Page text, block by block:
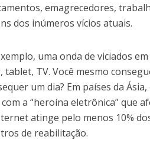
emagrecedores,
dos inúmeros vícios atuais.
uma onda de viciados
tablet, TV. Você mesmo
um dia? Em países da
a “heroína eletrônica” que
atinge pelo menos 10%
de reabilitação.